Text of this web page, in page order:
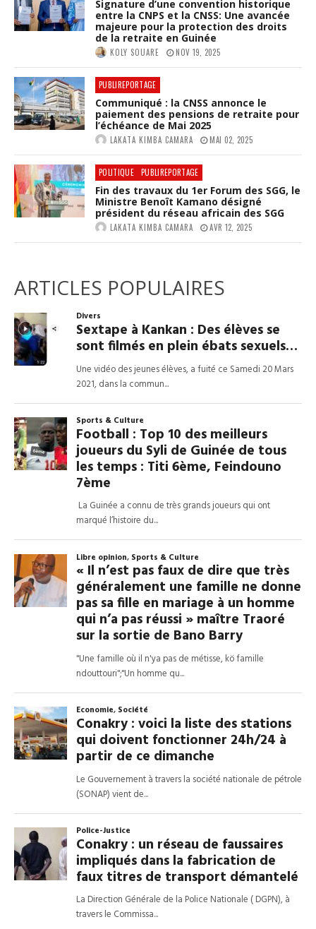
Signature d’une convention historique
entre la CNPS et la CNSS: Une avancée
majeure pour la protection des droits
de la retraite en Guinée
KOLY SOUARE NOV 19, 2025
PUBLIREPORTAGE
Communiqué : la CNSS annonce le
paiement des pensions de retraite pour
l’échéance de Mai 2025
LAKATA KIMBA CAMARA MAI 02, 2025
POLITIQUE PUBLIREPORTAGE
Fin des travaux du 1er Forum des SGG, le
Ministre Benoît Kamano désigné
président du réseau africain des SGG
LAKATA KIMBA CAMARA AVR 12, 2025
ARTICLES POPULAIRES